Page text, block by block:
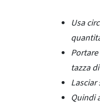
Usa
tazza
Quindi